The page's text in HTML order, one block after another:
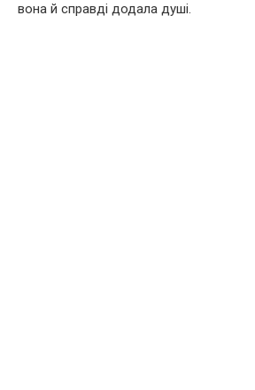
вона й справді додала душі.